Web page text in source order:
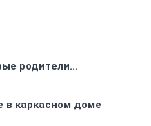
родители...
в каркасном доме